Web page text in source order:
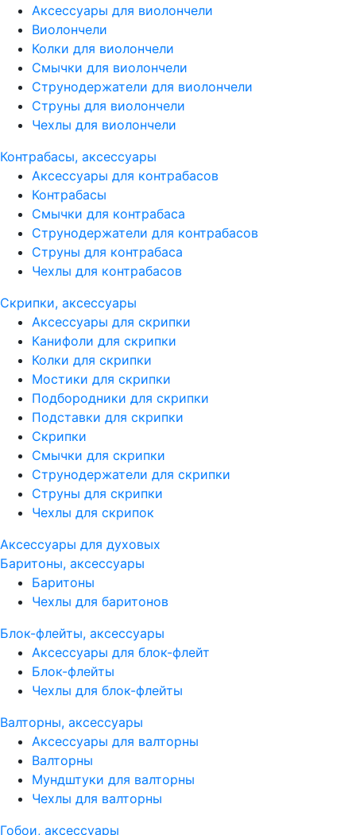
Аксессуары для виолончели
Виолончели
Колки для виолончели
Смычки для виолончели
Струнодержатели для виолончели
Струны для виолончели
Чехлы для виолончели
Контрабасы, аксессуары
Аксессуары для контрабасов
Контрабасы
Смычки для контрабаса
Струнодержатели для контрабасов
Струны для контрабаса
Чехлы для контрабасов
Скрипки, аксессуары
Аксессуары для скрипки
Канифоли для скрипки
Колки для скрипки
Мостики для скрипки
Подбородники для скрипки
Подставки для скрипки
Скрипки
Смычки для скрипки
Струнодержатели для скрипки
Струны для скрипки
Чехлы для скрипок
Аксессуары для духовых
Баритоны, аксессуары
Баритоны
Чехлы для баритонов
Блок-флейты, аксессуары
Аксессуары для блок-флейт
Блок-флейты
Чехлы для блок-флейты
Валторны, аксессуары
Аксессуары для валторны
Валторны
Мундштуки для валторны
Чехлы для валторны
Гобои, аксессуары